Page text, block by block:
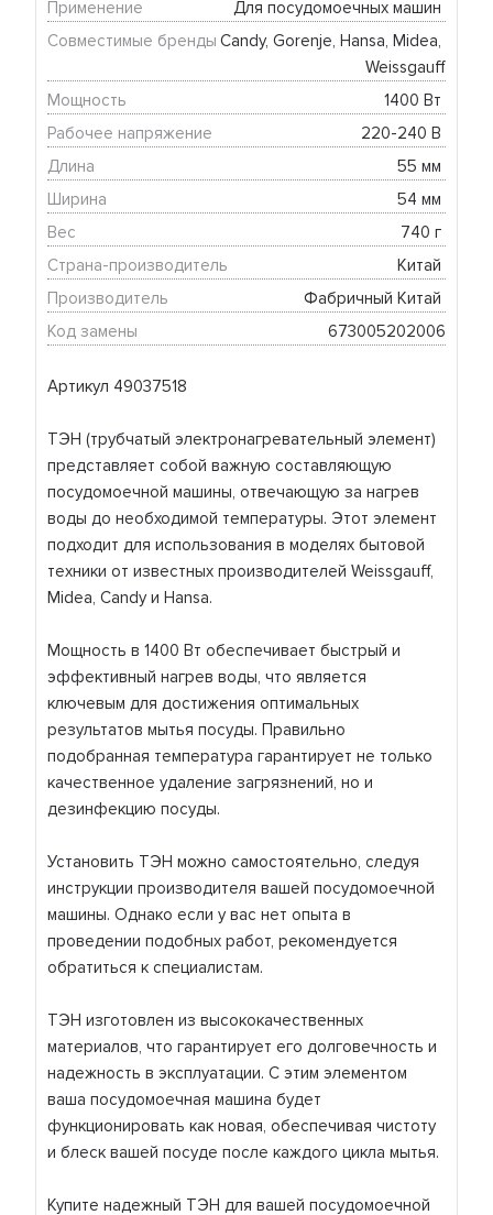
Артикул 49037518
ТЭН (трубчатый электронагревательный элемент)
представляет собой важную составляющую
посудомоечной машины, отвечающую за нагрев
воды до необходимой температуры. Этот элемент
подходит для использования в моделях бытовой
техники от известных производителей Weissgauff,
Midea, Candy и Hansa.
Мощность в 1400 Вт обеспечивает быстрый и
эффективный нагрев воды, что является
ключевым для достижения оптимальных
результатов мытья посуды. Правильно
подобранная температура гарантирует не только
качественное удаление загрязнений, но и
дезинфекцию посуды.
Установить ТЭН можно самостоятельно, следуя
инструкции производителя вашей посудомоечной
машины. Однако если у вас нет опыта в
проведении подобных работ, рекомендуется
обратиться к специалистам.
ТЭН изготовлен из высококачественных
материалов, что гарантирует его долговечность и
надежность в эксплуатации. С этим элементом
ваша посудомоечная машина будет
функционировать как новая, обеспечивая чистоту
и блеск вашей посуде после каждого цикла мытья.
Купите надежный ТЭН для вашей посудомоечной
Применение
Для посудомоечных машин
Совместимые бренды Candy, Gorenje, Hansa, Midea,
Weissgauff
Мощность
1400 Вт
Рабочее напряжение
220-240 В
Длина
55 мм
Ширина
54 мм
Вес
740 г
Страна-производитель
Китай
Производитель
Фабричный Китай
Код замены
673005202006